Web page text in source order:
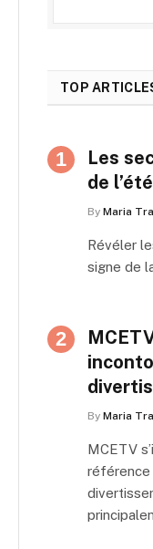
TOP
Les
de
By Maria
Révéler
signe de
By Maria
MCETV
référence